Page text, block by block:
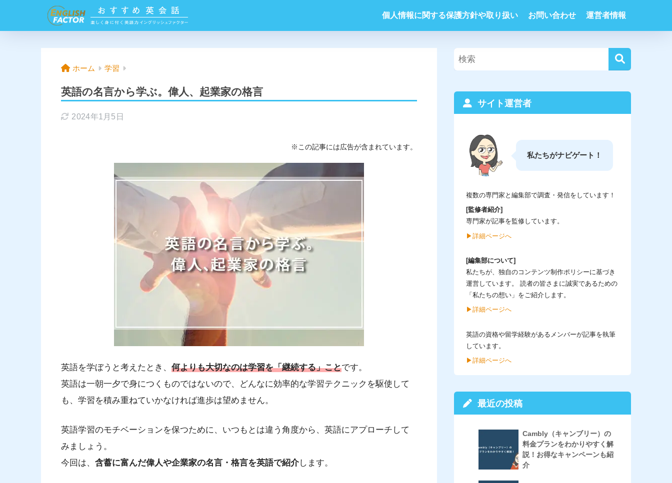
個人情報に関する保護方針や取り扱い お問い合わせ 運営者情報
ホーム 学習
英語の名言から学ぶ。偉人、起業家の格言
2024年1月5日
※この記事には広告が含まれています。
英語を学ぼうと考えたとき、 何よりも大切なのは学習を「継続する」ことです。
英語は一朝一夕で身につくものではないので、どんなに効率的な学習テクニックを駆使して
も、学習を積み重ねていかなければ進歩は望めません。
英語学習のモチベーションを保つために、いつもとは違う角度から、英語にアプローチして
みましょう。
今回は、 含蓄に富んだ偉人や企業家の名言・格言を英語で紹介します。
サイト運営者
私たちがナビゲート！
複数の専門家と編集部で調査・発信をしています！
[監修者紹介]
専門家が記事を監修しています。
▶︎詳細ページへ
[編集部について]
私たちが、独自のコンテンツ制作ポリシーに基づき
運営しています。 読者の皆さまに誠実であるための
「私たちの想い」をご紹介します。
▶︎詳細ページへ
英語の資格や留学経験があるメンバーが記事を執筆
しています。
▶︎詳細ページへ
最近の投稿
Cambly（キャンブリー）の
料金プランをわかりやすく解
説！お得なキャンペーンも紹
介